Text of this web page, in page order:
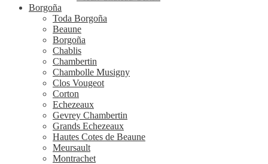
Borgoña
Toda Borgoña
Beaune
Borgoña
Chablis
Chambertin
Chambolle Musigny
Clos Vougeot
Corton
Echezeaux
Gevrey Chambertin
Grands Echezeaux
Hautes Cotes de Beaune
Meursault
Montrachet